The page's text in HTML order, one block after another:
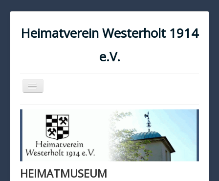
Heimatverein Westerholt 1914
e.V.
Navigation
an/aus
KONTAKT
IMPRESSUM
DATENSCHUTZ
HEIMATMUSEUM